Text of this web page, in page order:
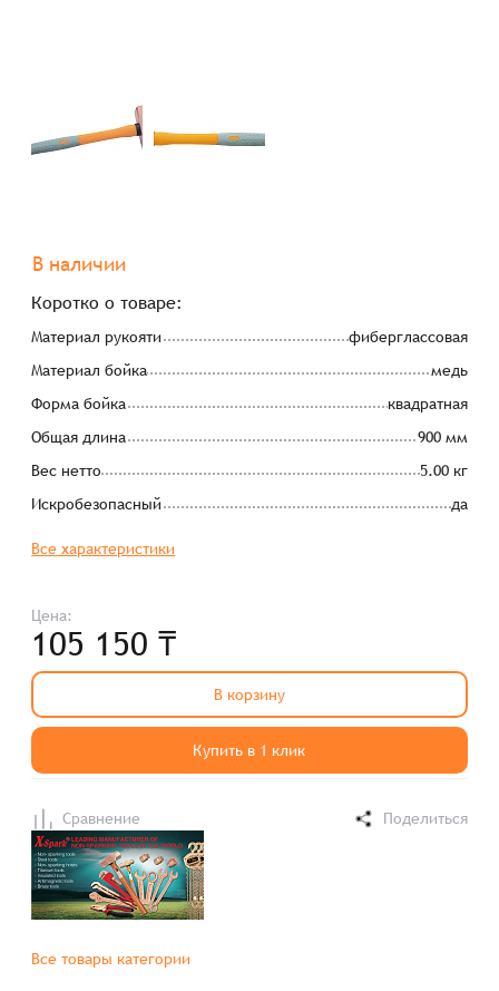
В наличии
Коротко о товаре:
Материал рукояти
фиберглассовая
Материал бойка
медь
Форма бойка
квадратная
Общая длина
900 мм
Вес нетто
5.00 кг
Искробезопасный
да
Все характеристики
Цена:
105 150 ₸
В корзину
Купить в 1 клик
Сравнение Поделиться
Все товары категории